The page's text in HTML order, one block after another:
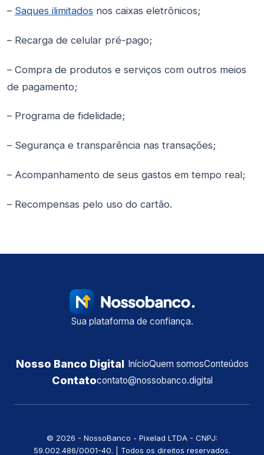
– Saques ilimitados nos caixas eletrônicos;
– Recarga de celular pré-pago;
– Compra de produtos e serviços com outros meios
de pagamento;
– Programa de fidelidade;
– Segurança e transparência nas transações;
– Acompanhamento de seus gastos em tempo real;
– Recompensas pelo uso do cartão.
Sua plataforma de confiança.
Nosso Banco Digital InícioQuem somosConteúdos
Contatocontato@nossobanco.digital
©️ 2026 - NossoBanco - Pixelad LTDA - CNPJ:
59.002.486/0001-40. | Todos os direitos reservados.